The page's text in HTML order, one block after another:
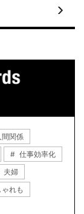
間関係
仕事効率化
夫婦
れも